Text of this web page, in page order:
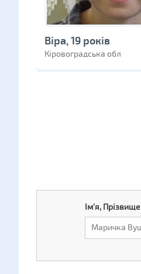
Віра, 19 років
Кіровоградська обл
Ім'я, Прізвище